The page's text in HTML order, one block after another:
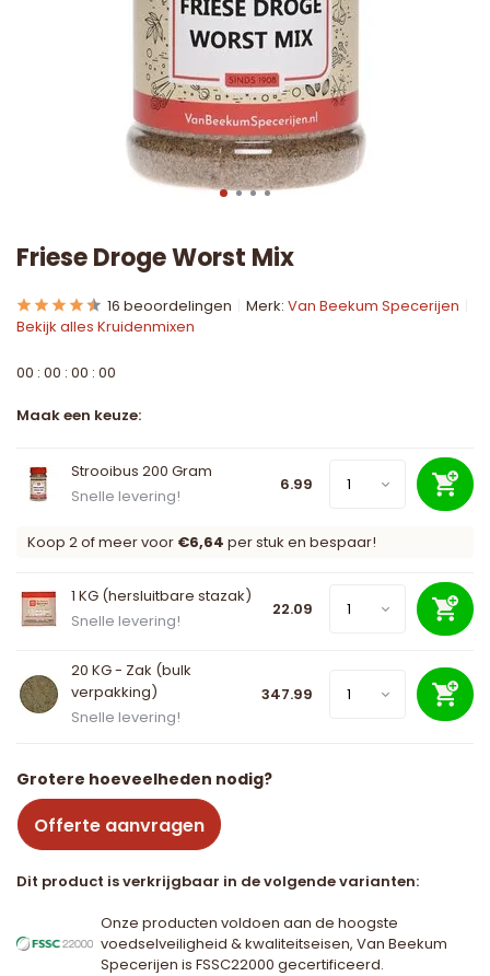
Friese Droge Worst Mix
16 beoordelingen Merk: Van Beekum Specerijen
Bekijk alles Kruidenmixen
00 : 00 : 00 : 00
Maak een keuze:
Strooibus 200 Gram
Snelle levering!
6.99
Koop 2 of meer voor €6,64 per stuk en bespaar!
1 KG (hersluitbare stazak)
Snelle levering!
22.09
20 KG - Zak (bulk
verpakking)
Snelle levering!
347.99
Grotere hoeveelheden nodig?
Offerte aanvragen
Dit product is verkrijgbaar in de volgende varianten:
Onze producten voldoen aan de hoogste
voedselveiligheid & kwaliteitseisen, Van Beekum
Specerijen is FSSC22000 gecertificeerd.